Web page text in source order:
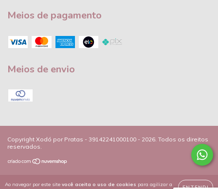
Ao navegar por este site você aceita o uso de cookies para agilizar a
ENTENDI
Meios de pagamento
Meios de envio
Copyright Xodó por Pratas - 39142241000100 - 2026. Todos os direitos
reservados.